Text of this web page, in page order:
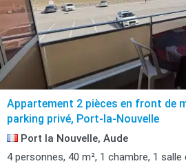
Appartement 2 pièces en front de
parking privé, Port-la-Nouvelle
Port la Nouvelle, Aude
4 personnes, 40 m², 1 chambre, 1 salle